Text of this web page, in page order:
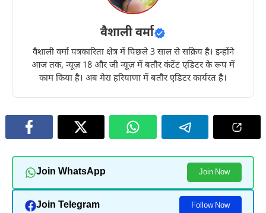
वैशाली वर्मा
वैशाली वर्मा पत्रकारिता क्षेत्र में पिछले 3 साल से सक्रिय है। इन्होंने
आज तक, न्यूज़ 18 और जी न्यूज़ में बतौर कंटेंट एडिटर के रूप में
काम किया है। अब मेरा हरियाणा में बतौर एडिटर कार्यरत है।
Join WhatsApp Join Now
Join Telegram Follow Now